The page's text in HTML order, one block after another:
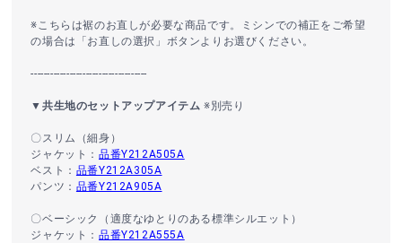
※こちらは裾のお直しが必要な商品です。ミシンでの補正をご希望
の場合は「お直しの選択」ボタンよりお選びください。
------------------------------------
▼共生地のセットアップアイテム ※別売り
〇スリム（細身）
ジャケット：品番Y212A505A
ベスト： 品番Y212A305A
パンツ： 品番Y212A905A
〇ベーシック（適度なゆとりのある標準シルエット）
ジャケット：品番Y212A555A